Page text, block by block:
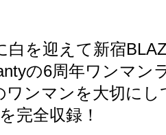
白を迎えて新宿
の6周年ワンマン
ワンマンを大切に
完全収録！